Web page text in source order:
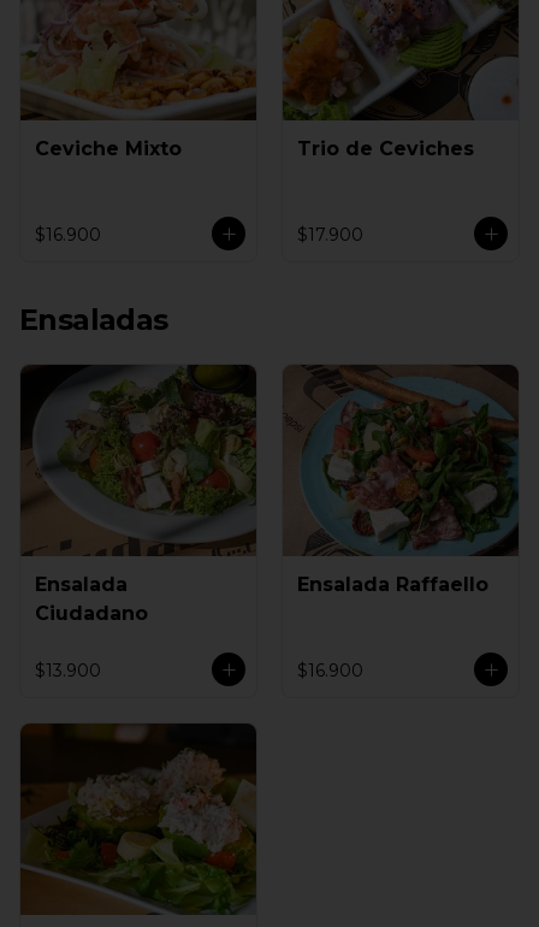
Ceviche Mixto
$16.900
Trio de Ceviches
$17.900
Ensaladas
Ensalada
Ciudadano
$13.900
Ensalada Raffaello
$16.900